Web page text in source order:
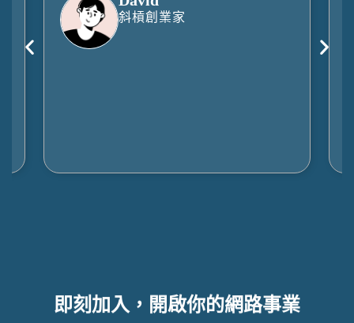
斜槓創業家
即刻加入，開啟你的網路事業